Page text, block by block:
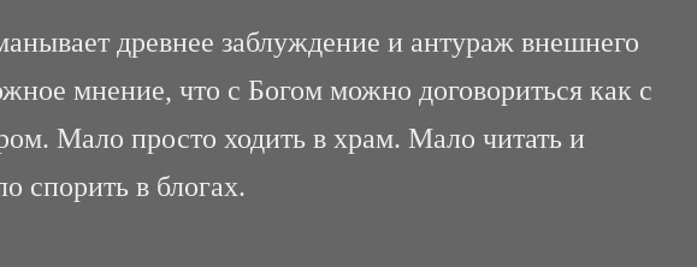
древнее заблуждение и антураж внешнего
мнение, что с Богом можно договориться как с
Мало просто ходить в храм. Мало читать и
спорить в блогах.